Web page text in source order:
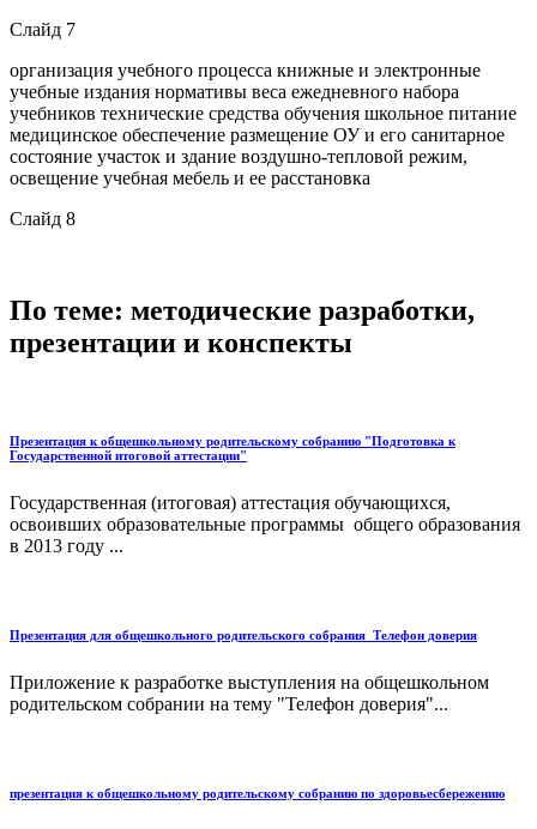
Слайд 7
организация учебного процесса книжные и электронные
учебные издания нормативы веса ежедневного набора
учебников технические средства обучения школьное питание
медицинское обеспечение размещение ОУ и его санитарное
состояние участок и здание воздушно-тепловой режим,
освещение учебная мебель и ее расстановка
Слайд 8
По теме: методические разработки,
презентации и конспекты
Презентация к общешкольному родительскому собранию "Подготовка к
Государственной итоговой аттестации"
Государственная (итоговая) аттестация обучающихся,
освоивших образовательные программы общего образования
в 2013 году ...
Презентация для общешкольного родительского собрания_Телефон доверия
Приложение к разработке выступления на общешкольном
родительском собрании на тему "Телефон доверия"...
презентация к общешкольному родительскому собранию по здоровьесбережению